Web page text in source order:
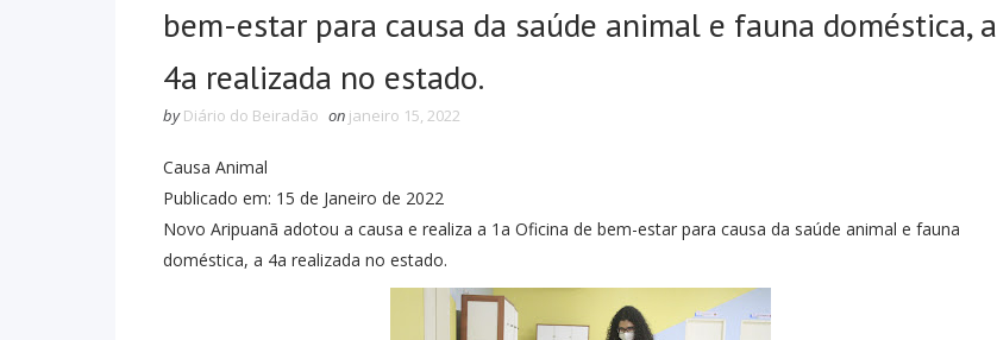
bem-estar para causa da saúde animal e fauna doméstica, a
4a realizada no estado.
by Diário do Beiradão on janeiro 15, 2022
Causa Animal
Publicado em: 15 de Janeiro de 2022
Novo Aripuanã adotou a causa e realiza a 1a Oficina de bem-estar para causa da saúde animal e fauna
doméstica, a 4a realizada no estado.